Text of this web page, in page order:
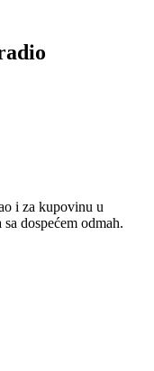
i za kupovinu u
dospećem odmah.